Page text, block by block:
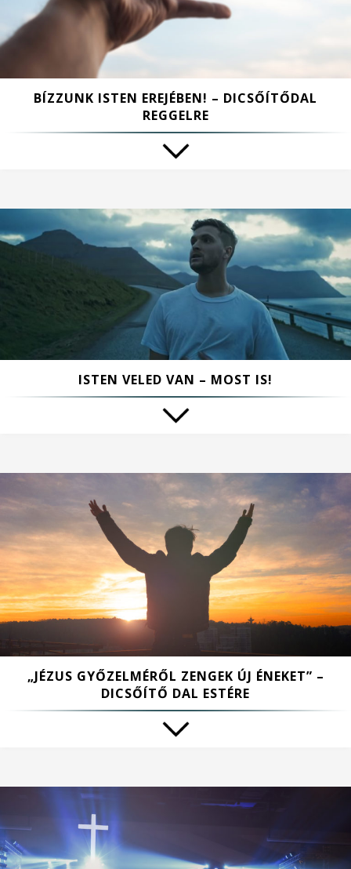
BÍZZUNK ISTEN EREJÉBEN! – DICSŐÍTŐDAL
REGGELRE
ISTEN VELED VAN – MOST IS!
„JÉZUS GYŐZELMÉRŐL ZENGEK ÚJ ÉNEKET” –
DICSŐÍTŐ DAL ESTÉRE